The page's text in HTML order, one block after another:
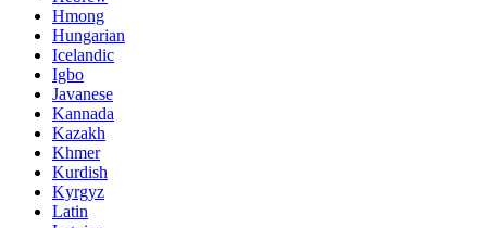
Hmong
Hungarian
Icelandic
Igbo
Javanese
Kannada
Kazakh
Khmer
Kurdish
Kyrgyz
Latin